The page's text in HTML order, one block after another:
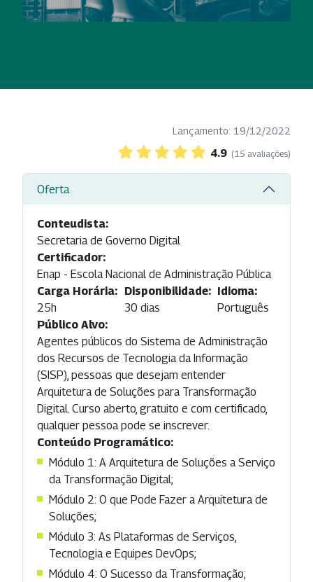
Lançamento: 19/12/2022
4.9 (15 avaliações)
Oferta
Conteudista:
Secretaria de Governo Digital
Certificador:
Enap - Escola Nacional de Administração Pública
Carga Horária:
25h
Disponibilidade:
30 dias
Idioma:
Português
Público Alvo:
Agentes públicos do Sistema de Administração
dos Recursos de Tecnologia da Informação
(SISP), pessoas que desejam entender
Arquitetura de Soluções para Transformação
Digital. Curso aberto, gratuito e com certificado,
qualquer pessoa pode se inscrever.
Conteúdo Programático:
Módulo 1: A Arquitetura de Soluções a Serviço
da Transformação Digital;
Módulo 2: O que Pode Fazer a Arquitetura de
Soluções;
Módulo 3: As Plataformas de Serviços,
Tecnologia e Equipes DevOps;
Módulo 4: O Sucesso da Transformação;